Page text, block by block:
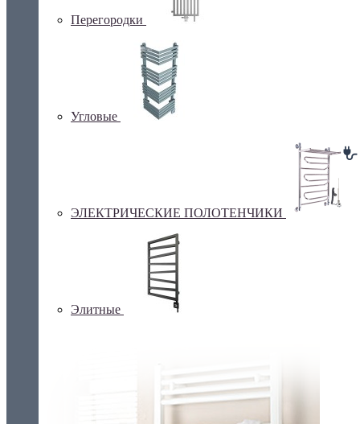
Перегородки
Угловые
ЭЛЕКТРИЧЕСКИЕ ПОЛОТЕНЧИКИ
Элитные